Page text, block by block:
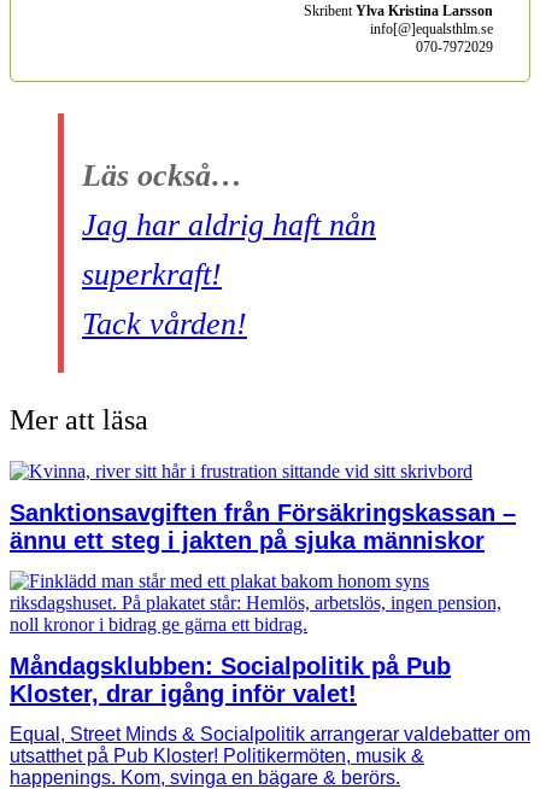
SkribentYlva Kristina Larsson
info[@]equalsthlm.se
070-7972029
Läs också…
Jag har aldrig haft nån
superkraft!
Tack vården!
Mer att läsa
Sanktionsavgiften från Försäkringskassan –
ännu ett steg i jakten på sjuka människor
Måndagsklubben: Socialpolitik på Pub
Kloster, drar igång inför valet!
Equal, Street Minds & Socialpolitik arrangerar valdebatter om
utsatthet på Pub Kloster! Politikermöten, musik &
happenings. Kom, svinga en bägare & berörs.